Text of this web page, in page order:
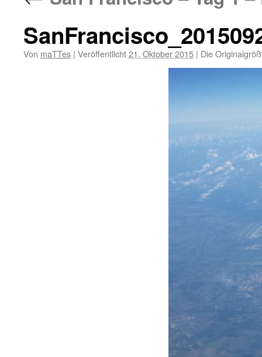
Von maTTes | Veröffentlicht21. Oktober 2015 | Die